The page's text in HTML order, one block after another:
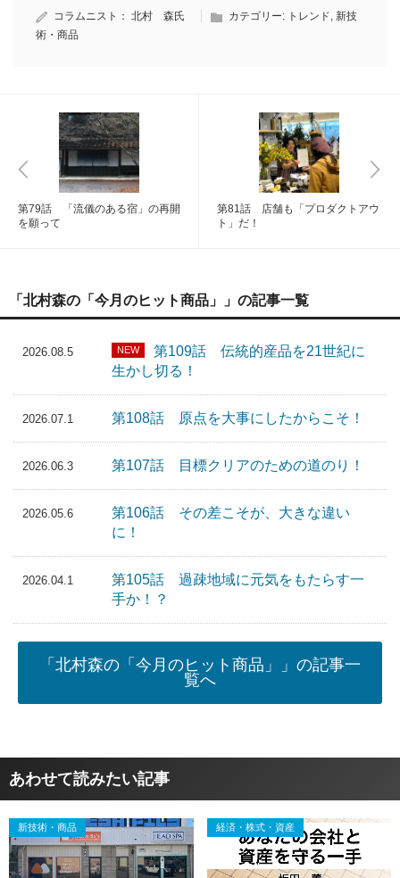
コラムニスト： 北村 森氏 カテゴリー: トレンド, 新技
術・商品
第79話 「流儀のある宿」の再開
を願って
第81話 店舗も「プロダクトアウ
ト」だ！
「北村森の「今月のヒット商品」」の記事一覧
2026.08.5 NEW
第109話 伝統的産品を21世紀に
生かし切る！
2026.07.1 第108話 原点を大事にしたからこそ！
2026.06.3 第107話 目標クリアのための道のり！
2026.05.6
第106話 その差こそが、大きな違い
に！
2026.04.1
第105話 過疎地域に元気をもたらす一
手か！？
「北村森の「今月のヒット商品」」の記事一
覧へ
あわせて読みたい記事
新技術・商品 経済・株式・資産